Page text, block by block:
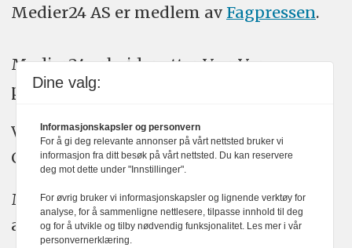
Medier24 AS er medlem av Fagpressen.
Medier24 arbeider etter Vær Varsom-
plakatens regler for god presseskikk.
Vi bruker KI-verktøy som ChatGPT,
Claude, og Gemini i journalistikken vår.
Medier24s redaksjon har alltid det fulle
ansvar for publisert innhold, med eller
Dine valg:
Informasjonskapsler og personvern
For å gi deg relevante annonser på vårt nettsted bruker vi
informasjon fra ditt besøk på vårt nettsted. Du kan reservere
deg mot dette under "Innstillinger".
For øvrig bruker vi informasjonskapsler og lignende verktøy for
analyse, for å sammenligne nettlesere, tilpasse innhold til deg
og for å utvikle og tilby nødvendig funksjonalitet. Les mer i vår
personvernerklæring.